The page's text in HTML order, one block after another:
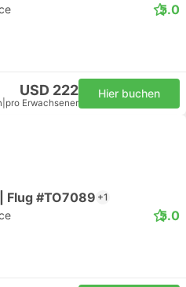
5.0
USD 222
pro Erwachsener
Hier buchen
Flug #TO7089 +1
5.0